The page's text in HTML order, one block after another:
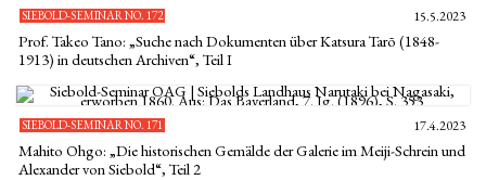
SIEBOLD-SEMINAR NO. 172 15.5.2023
Prof. Takeo Tano: „Suche nach Dokumenten über Katsura Tarō (1848-
1913) in deutschen Archiven“, Teil I
SIEBOLD-SEMINAR NO. 171 17.4.2023
Mahito Ohgo: „Die historischen Gemälde der Galerie im Meiji-Schrein und
Alexander von Siebold“, Teil 2